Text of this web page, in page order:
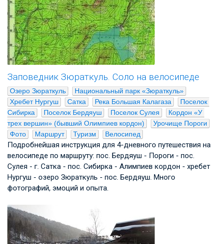
Заповедник Зюраткуль. Соло на велосипеде
Озеро Зюраткуль
Национальный парк «Зюраткуль»
Хребет Нургуш
Сатка Река Большая Калагаза
Поселок
Сибирка
Поселок Бердяуш Поселок Сулея
Кордон «У
трех вершин» (бывший Олимпиев кордон)
Урочище Пороги
Фото
Маршрут Туризм Велосипед
Подробнейшая инструкция для 4-дневного путешествия на
велосипеде по маршруту: пос. Бердяуш - Пороги - пос.
Сулея - г. Сатка - пос. Сибирка - Алимпиев кордон - хребет
Нургуш - озеро Зюраткуль - пос. Бердяуш. Много
фотографий, эмоций и опыта.